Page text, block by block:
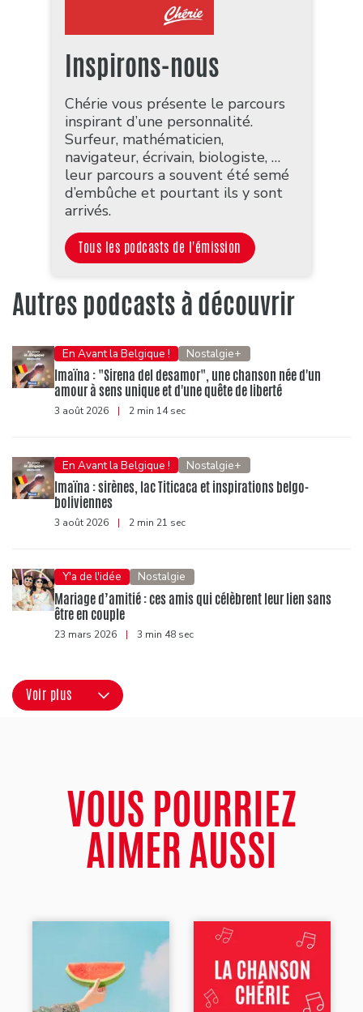
Inspirons-nous
Chérie vous présente le parcours
inspirant d’une personnalité.
Surfeur, mathématicien,
navigateur, écrivain, biologiste, …
leur parcours a souvent été semé
d’embûche et pourtant ils y sont
arrivés.
Tous les podcasts de l'émission
Autres podcasts à découvrir
En Avant la Belgique ! Nostalgie+
Imaïna : "Sirena del desamor", une chanson née d'un
amour à sens unique et d'une quête de liberté
3 août 2026 | 2 min 14 sec
En Avant la Belgique ! Nostalgie+
Imaïna : sirènes, lac Titicaca et inspirations belgo-
boliviennes
3 août 2026 | 2 min 21 sec
Y'a de l'idée Nostalgie
Mariage d’amitié : ces amis qui célèbrent leur lien sans
être en couple
23 mars 2026 | 3 min 48 sec
Voir plus
VOUS POURRIEZ
AIMER AUSSI